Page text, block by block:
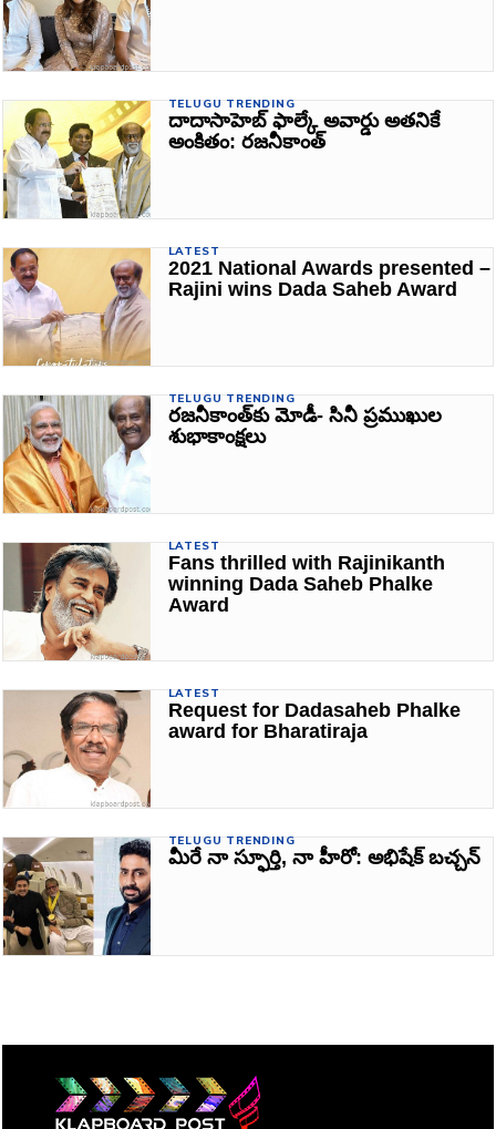
TELUGU TRENDING
దాదాసాహెబ్ ఫాల్కే అవార్డు అతనికే
అంకితం: రజనీకాంత్‌
LATEST
2021 National Awards presented –
Rajini wins Dada Saheb Award
TELUGU TRENDING
రజనీకాంత్‌కు మోడీ- సినీ ప్రముఖుల
శుభాకాంక్షలు
LATEST
Fans thrilled with Rajinikanth
winning Dada Saheb Phalke
Award
LATEST
Request for Dadasaheb Phalke
award for Bharatiraja
TELUGU TRENDING
మీరే నా స్ఫూర్తి, నా హీరో: అభిషేక్‌ బచ్చన్‌